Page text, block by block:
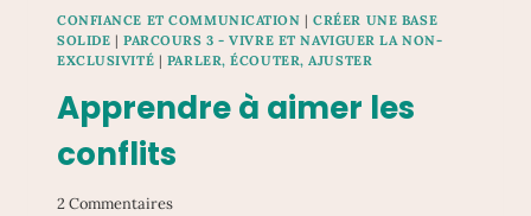
CONFIANCE ET COMMUNICATION |CRÉER UNE BASE
SOLIDE |PARCOURS 3 - VIVRE ET NAVIGUER LA NON-
EXCLUSIVITÉ | PARLER, ÉCOUTER, AJUSTER
Apprendre à aimer les
conflits
2 Commentaires